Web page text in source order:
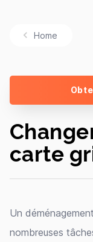
Home
carte
Un
nombreuses